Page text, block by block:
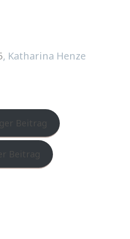
, Katharina Henze
Beitrag
Beitrag